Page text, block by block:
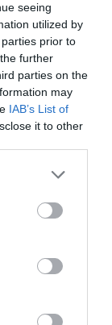
seeing
utilized by
prior to
further
parties on the
may
IAB’s List of
it to other
more Google
may click to
party tags to
below Google
τον